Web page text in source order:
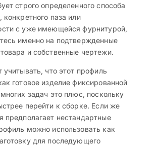
строго определенного способа
конкретного паза или
с уже имеющейся фурнитурой,
именно на подтвержденные
и собственные чертежи.
учитывать, что этот профиль
готовое изделие фиксированной
задач это плюс, поскольку
перейти к сборке. Если же
предполагает нестандартные
можно использовать как
для последующего